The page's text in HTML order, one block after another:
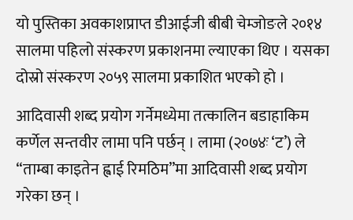
यो पुस्तिका अवकाशप्राप्त डीआईजी बीबी चेम्जोङले २०१४
सालमा पहिलो संस्करण प्रकाशनमा ल्याएका थिए । यसका
दोस्रो संस्करण २०५९ सालमा प्रकाशित भएको हो ।
आदिवासी शब्द प्रयोग गर्नेमध्येमा तत्कालिन बडाहाकिम
कर्णेल सन्तवीर लामा पनि पर्छन् । लामा (२०७४ः ‘ट’) ले
“ताम्बा काइतेन ह्वाई रिमठिम”मा आदिवासी शब्द प्रयोग
गरेका छन् ।